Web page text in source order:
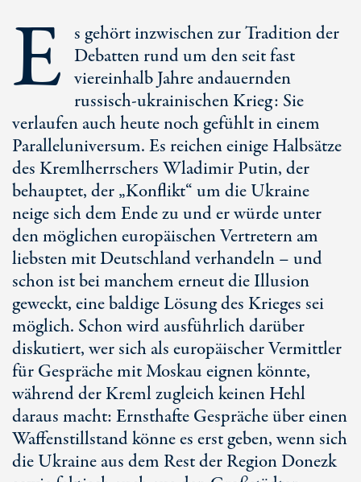
E s gehört inzwischen zur Tradition der
Debatten rund um den seit fast
viereinhalb Jahre andauernden
russisch-ukrainischen Krieg: Sie
verlaufen auch heute noch gefühlt in einem
Paralleluniversum. Es reichen einige Halbsätze
des Kremlherrschers Wladimir Putin, der
behauptet, der „Konflikt“ um die Ukraine
neige sich dem Ende zu und er würde unter
den möglichen europäischen Vertretern am
liebsten mit Deutschland verhandeln – und
schon ist bei manchem erneut die Illusion
geweckt, eine baldige Lösung des Krieges sei
möglich. Schon wird ausführlich darüber
diskutiert, wer sich als europäischer Vermittler
für Gespräche mit Moskau eignen könnte,
während der Kreml zugleich keinen Hehl
daraus macht: Ernsthafte Gespräche über einen
Waffenstillstand könne es erst geben, wenn sich
die Ukraine aus dem Rest der Region Donezk